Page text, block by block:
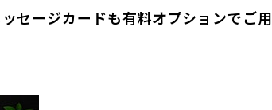
セージカードも有料オプションでご用